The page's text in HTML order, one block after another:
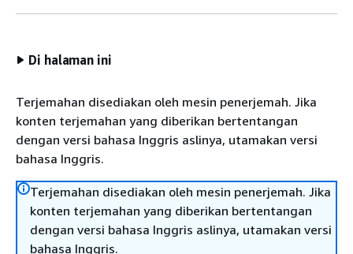
Di halaman ini
Terjemahan disediakan oleh mesin penerjemah. Jika
konten terjemahan yang diberikan bertentangan
dengan versi bahasa Inggris aslinya, utamakan versi
bahasa Inggris.
Terjemahan disediakan oleh mesin penerjemah. Jika
konten terjemahan yang diberikan bertentangan
dengan versi bahasa Inggris aslinya, utamakan versi
bahasa Inggris.